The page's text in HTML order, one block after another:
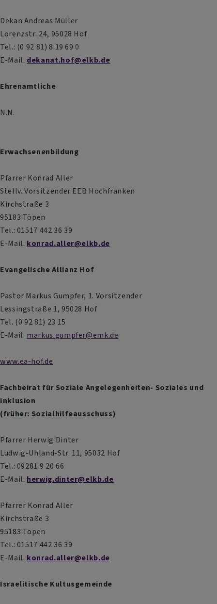
Dekan Andreas Müller
Lorenzstr. 24, 95028 Hof
Tel.: (0 92 81) 8 19 69 0
E-Mail: dekanat.hof@elkb.de
Ehrenamtliche
N.N.
Erwachsenenbildung
Pfarrer Konrad Aller
Stellv. Vorsitzender EEB Hochfranken
Kirchstraße 3
95183 Töpen
Tel.: 01517 442 36 39
E-Mail: konrad.aller@elkb.de
Evangelische Allianz Hof
Pastor Markus Gumpfer, 1. Vorsitzender
Lessingstraße 1, 95028 Hof
Tel. (0 92 81) 23 15
E-Mail: markus.gumpfer@emk.de
www.ea-hof.de
Fachbeirat für Soziale Angelegenheiten- Soziales und
Inklusion
(früher: Sozialhilfeausschuss)
Pfarrer Herwig Dinter
Ludwig-Uhland-Str. 11, 95032 Hof
Tel.: 09281 9 20 66
E-Mail: herwig.dinter@elkb.de
Pfarrer Konrad Aller
Kirchstraße 3
95183 Töpen
Tel.: 01517 442 36 39
E-Mail: konrad.aller@elkb.de
Israelitische Kultusgemeinde